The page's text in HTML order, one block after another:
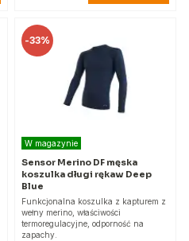
-33%
W magazynie
Sensor Merino DF męska
koszulka długi rękaw Deep
Blue
Funkcjonalna koszulka z kapturem z
wełny merino, właściwości
termoregulacyjne, odporność na
zapachy.